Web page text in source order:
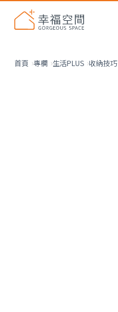
首頁 專欄 生活PLUS 收納技巧